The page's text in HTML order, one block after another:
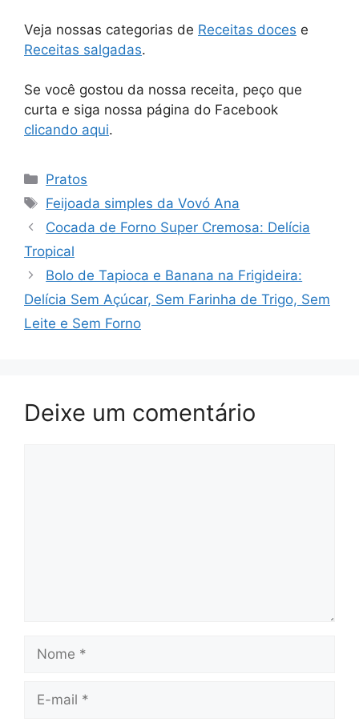
Veja nossas categorias de Receitas doces e
Receitas salgadas.
Se você gostou da nossa receita, peço que
curta e siga nossa página do Facebook
clicando aqui.
Pratos
Feijoada simples da Vovó Ana
Cocada de Forno Super Cremosa: Delícia
Tropical
Bolo de Tapioca e Banana na Frigideira:
Delícia Sem Açúcar, Sem Farinha de Trigo, Sem
Leite e Sem Forno
Deixe um comentário